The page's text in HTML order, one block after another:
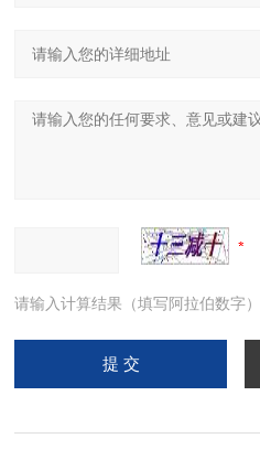
请输入计算结果（填写阿拉伯数字